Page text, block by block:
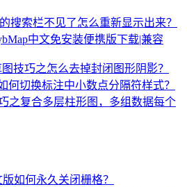
搜索栏不见了怎么重新显示出来？
中文免安装便携版下载|兼容
图技巧之怎么去掉封闭图形阴影？
何切换标注中小数点分隔符样式？
之复合多层柱形图，多组数据每个
如何永久关闭栅格？